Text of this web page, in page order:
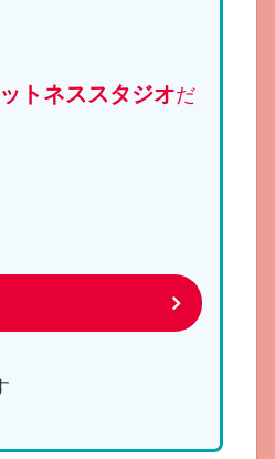
トネススタジオだ